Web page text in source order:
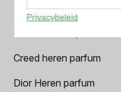
BVLGARI Heren parfum
Creed heren parfum
Dior Heren parfum
Privacybeleid